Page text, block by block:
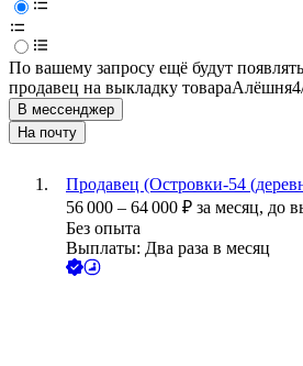
По вашему запросу ещё будут
продавец на выкладку товараАлёшня
В мессенджер
На почту
Продавец (Островки-54
56 000 – 64 000 ₽ за месяц, до
Без опыта
Выплаты: Два раза в месяц